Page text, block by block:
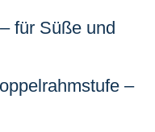
für Süße und
–